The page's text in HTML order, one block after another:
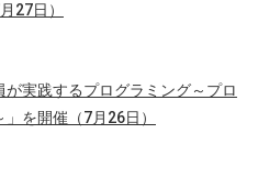
27日）
実践するプログラミング～プロ
を開催（7月26日）